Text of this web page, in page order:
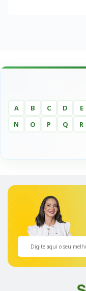
A B C D E
N
O P Q R